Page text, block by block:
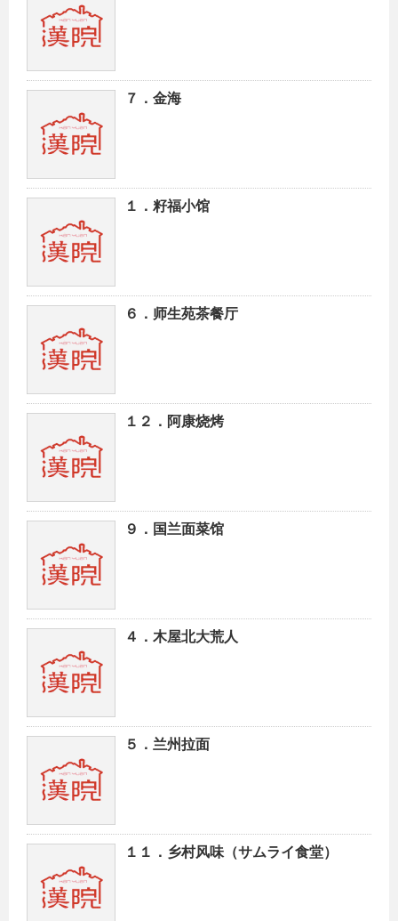
７．金海
１．籽福小馆
６．师生苑茶餐厅
１２．阿康烧烤
９．国兰面菜馆
４．木屋北大荒人
５．兰州拉面
１１．乡村风味（サムライ食堂）